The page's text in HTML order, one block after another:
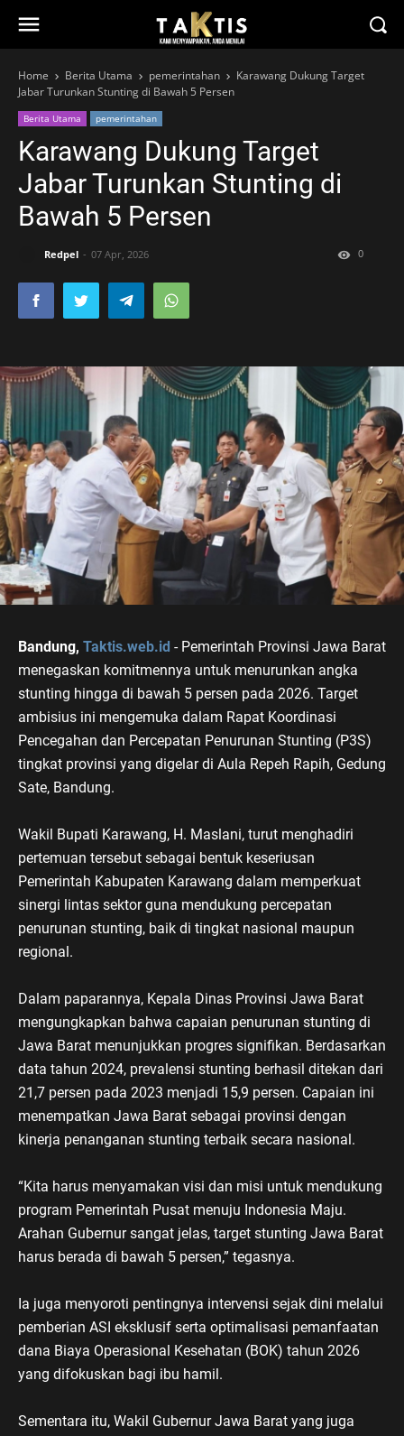
Home Berita Utama pemerintahan
Karawang Dukung Target
Jabar Turunkan Stunting di Bawah 5 Persen
Berita Utama pemerintahan
Karawang Dukung Target
Jabar Turunkan Stunting di
Bawah 5 Persen
Redpel 07 Apr, 2026 0
Bandung, Taktis.web.id - Pemerintah Provinsi Jawa Barat
menegaskan komitmennya untuk menurunkan angka
stunting hingga di bawah 5 persen pada 2026. Target
ambisius ini mengemuka dalam Rapat Koordinasi
Pencegahan dan Percepatan Penurunan Stunting (P3S)
tingkat provinsi yang digelar di Aula Repeh Rapih, Gedung
Sate, Bandung.
Wakil Bupati Karawang, H. Maslani, turut menghadiri
pertemuan tersebut sebagai bentuk keseriusan
Pemerintah Kabupaten Karawang dalam memperkuat
sinergi lintas sektor guna mendukung percepatan
penurunan stunting, baik di tingkat nasional maupun
regional.
Dalam paparannya, Kepala Dinas Provinsi Jawa Barat
mengungkapkan bahwa capaian penurunan stunting di
Jawa Barat menunjukkan progres signifikan. Berdasarkan
data tahun 2024, prevalensi stunting berhasil ditekan dari
21,7 persen pada 2023 menjadi 15,9 persen. Capaian ini
menempatkan Jawa Barat sebagai provinsi dengan
kinerja penanganan stunting terbaik secara nasional.
“Kita harus menyamakan visi dan misi untuk mendukung
program Pemerintah Pusat menuju Indonesia Maju.
Arahan Gubernur sangat jelas, target stunting Jawa Barat
harus berada di bawah 5 persen,” tegasnya.
Ia juga menyoroti pentingnya intervensi sejak dini melalui
pemberian ASI eksklusif serta optimalisasi pemanfaatan
dana Biaya Operasional Kesehatan (BOK) tahun 2026
yang difokuskan bagi ibu hamil.
Sementara itu, Wakil Gubernur Jawa Barat yang juga